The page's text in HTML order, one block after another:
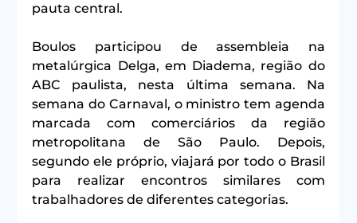
pauta central.
Boulos participou de assembleia na
metalúrgica Delga, em Diadema, região do
ABC paulista, nesta última semana. Na
semana do Carnaval, o ministro tem agenda
marcada com comerciários da região
metropolitana de São Paulo. Depois,
segundo ele próprio, viajará por todo o Brasil
para realizar encontros similares com
trabalhadores de diferentes categorias.